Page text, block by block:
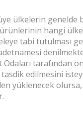
ülkelerin genelde
hangi
tabi tutulması
tarafından
edilmesini
yüklenecek